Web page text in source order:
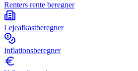
Renters rente beregner
Lejeafkastberegner
Inflationsberegner